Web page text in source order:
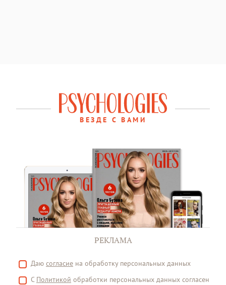
ВЕЗДЕ С ВАМИ
РЕКЛАМА
Даю согласие на обработку персональных данных
С Политикой обработки персональных данных согласен